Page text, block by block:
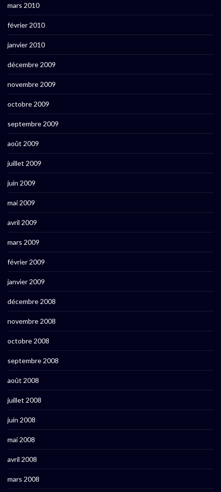
mars 2010
février 2010
janvier 2010
décembre 2009
novembre 2009
octobre 2009
septembre 2009
août 2009
juillet 2009
juin 2009
mai 2009
avril 2009
mars 2009
février 2009
janvier 2009
décembre 2008
novembre 2008
octobre 2008
septembre 2008
août 2008
juillet 2008
juin 2008
mai 2008
avril 2008
mars 2008